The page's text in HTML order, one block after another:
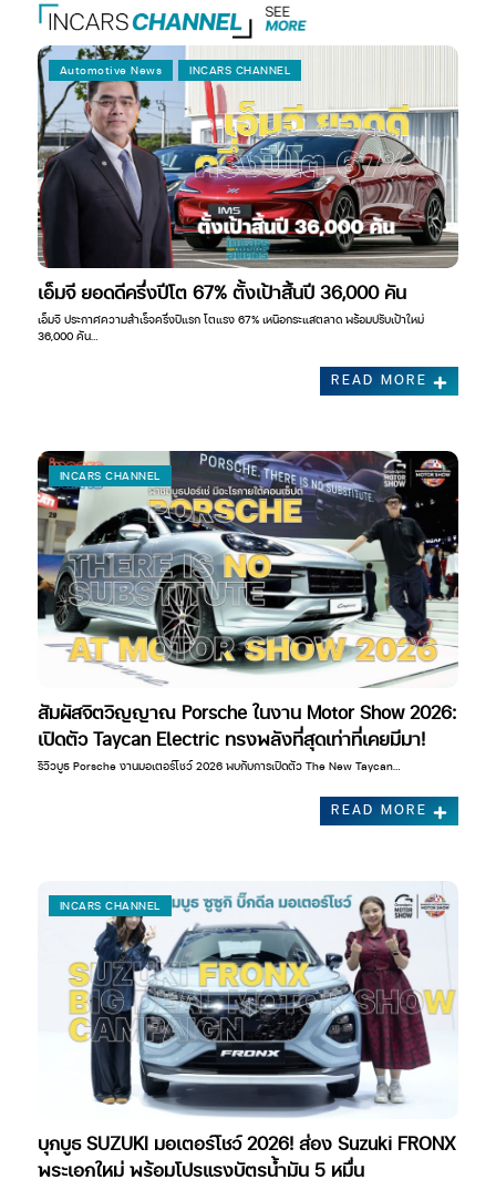
Automotive News INCARS CHANNEL
เอ็มจี ยอดดีครึ่งปีโต 67% ตั้งเป้าสิ้นปี 36,000 คัน
เอ็มจี ประกาศความสำเร็จครึ่งปีแรก โตแรง 67% เหนือกระแสตลาด พร้อมปรับเป้าใหม่
36,000 คัน…
READ MORE
INCARS CHANNEL
สัมผัสจิตวิญญาณ Porsche ในงาน Motor Show 2026:
เปิดตัว Taycan Electric ทรงพลังที่สุดเท่าที่เคยมีมา!
รีวิวบูธ Porsche งานมอเตอร์โชว์ 2026 พบกับการเปิดตัว The New Taycan…
READ MORE
INCARS CHANNEL
บุกบูธ SUZUKI มอเตอร์โชว์ 2026! ส่อง Suzuki FRONX
พระเอกใหม่ พร้อมโปรแรงบัตรน้ำมัน 5 หมื่น